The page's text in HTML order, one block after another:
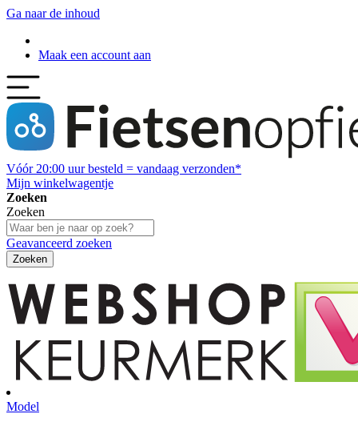
Ga naar de inhoud
Maak een account aan
Vóór 20:00 uur besteld = vandaag verzonden*
Mijn winkelwagentje
Zoeken
Zoeken
Geavanceerd zoeken
Zoeken
Model